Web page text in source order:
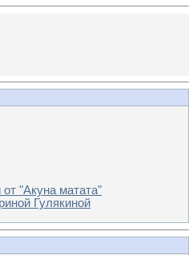
"Акуна матата"
Гулякиной